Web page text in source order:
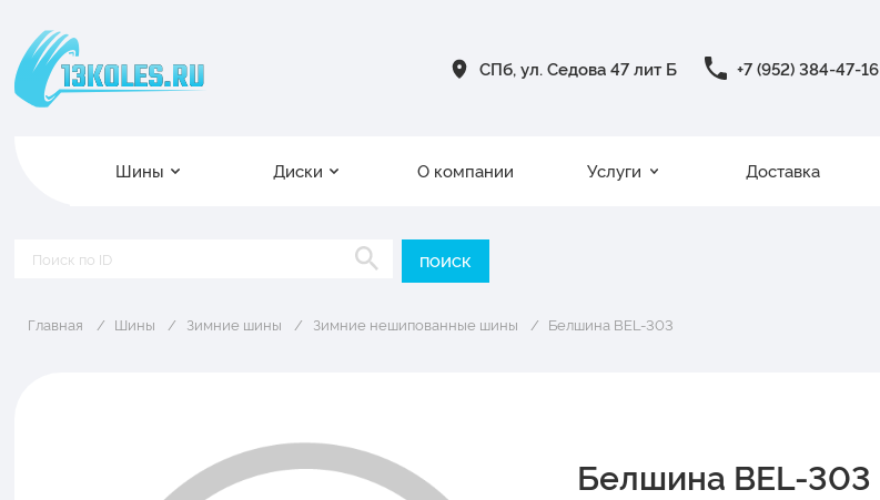
СПб, ул. Седова 47 лит Б +7 (952) 384-47-16
Шины Диски О компании Услуги Доставка
Главная Шины Зимние шины Зимние нешипованные шины Белшина BEL-303
Белшина BEL-303